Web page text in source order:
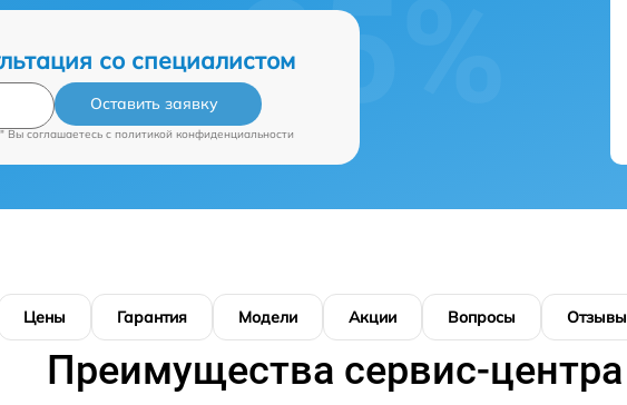
со специалистом
Оставить заявку
Вы соглашаетесь c политикой конфиденциальности
Цены Гарантия Модели Акции Вопросы Отзывы
Преимущества сервис-центра